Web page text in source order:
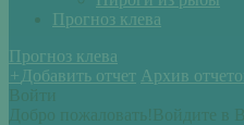
Прогноз клева
Прогноз клева
+ Добавить отчет Архив
Войти
Добро пожаловать! Войдите в